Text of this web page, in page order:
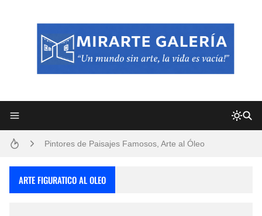
Pintores de Paisajes Famosos, Arte al Óleo
ARTE FIGURATICO AL OLEO